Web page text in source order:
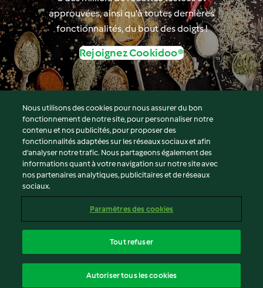
approuvées, ainsi qu'à toutes dernières
fonctionnalités, du bout des doigts !
Rejoignez Cookidoo®
© Copyright 2026
Conditions d'utilisation
Politique de confidentialité
Non-responsabilité
Mentions légales
Contenu du rapport
Déclaration d'accessibilité
Nous utilisons des cookies pour nous assurer du bon
fonctionnement de notre site, pour personnaliser notre
contenu et nos publicités, pour proposer des
fonctionnalités adaptées sur les réseaux sociaux et afin
d’analyser notre trafic. Nous partageons également des
informations quant à votre navigation sur notre site avec
nos partenaires analytiques, publicitaires et de réseaux
sociaux.
Paramètres des cookies
Tout refuser
Autoriser tous les cookies